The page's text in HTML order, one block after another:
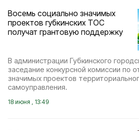
Восемь социально значимых
проектов губкинских ТОС
получат грантовую поддержку
В администрации Губкинского
заседание конкурсной комиссии по
значимых проектов
самоуправления.
18 июня , 13:49